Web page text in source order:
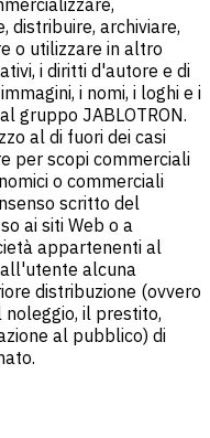
distribuire, archiviare,
o utilizzare in altro
i diritti d'autore e di
i nomi, i loghi e i
gruppo JABLOTRON.
al di fuori dei casi
per scopi commerciali
o commerciali
scritto del
ai siti Web o a
appartenenti al
all'utente alcuna
distribuzione (ovvero
il prestito,
al pubblico) di